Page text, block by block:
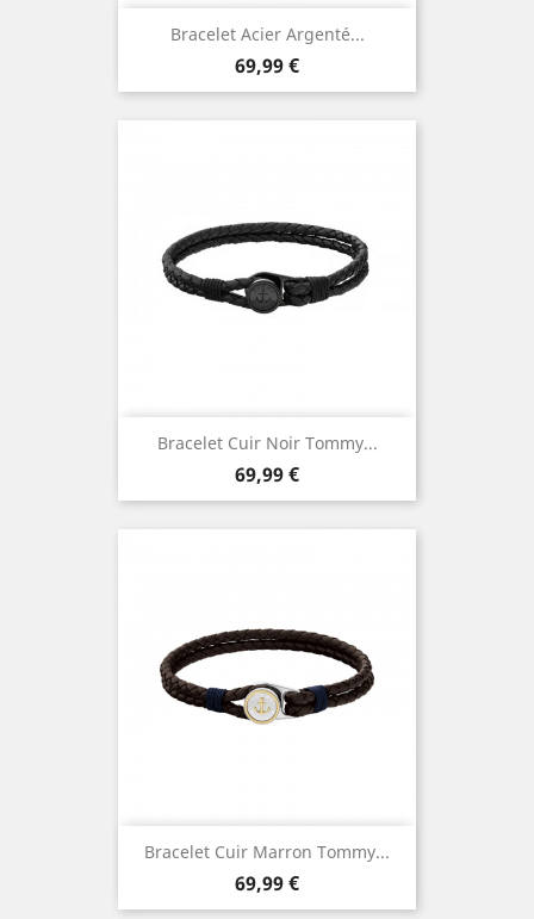
Bracelet Acier Argenté...
Prix
69,99 €
Bracelet Cuir Noir Tommy...
Prix
69,99 €
Bracelet Cuir Marron Tommy...
Prix
69,99 €